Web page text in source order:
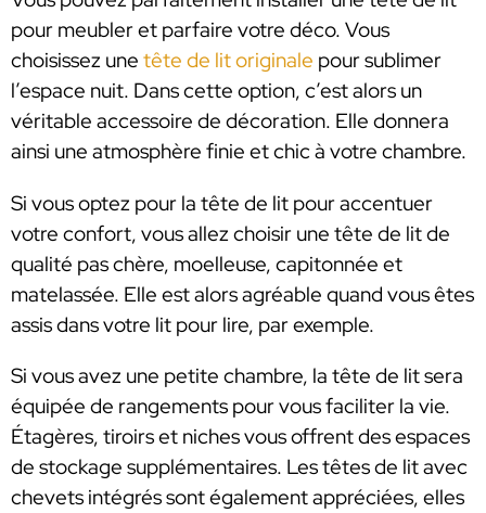
pour meubler et parfaire votre déco. Vous
choisissez une tête de lit originale pour sublimer
l’espace nuit. Dans cette option, c’est alors un
véritable accessoire de décoration. Elle donnera
ainsi une atmosphère finie et chic à votre chambre.
Si vous optez pour la tête de lit pour accentuer
votre confort, vous allez choisir une tête de lit de
qualité pas chère, moelleuse, capitonnée et
matelassée. Elle est alors agréable quand vous êtes
assis dans votre lit pour lire, par exemple.
Si vous avez une petite chambre, la tête de lit sera
équipée de rangements pour vous faciliter la vie.
Étagères, tiroirs et niches vous offrent des espaces
de stockage supplémentaires. Les têtes de lit avec
chevets intégrés sont également appréciées, elles